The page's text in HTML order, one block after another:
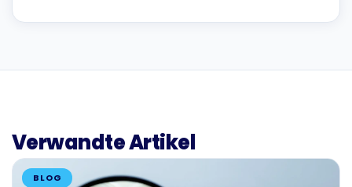
Verwandte Artikel
BLOG